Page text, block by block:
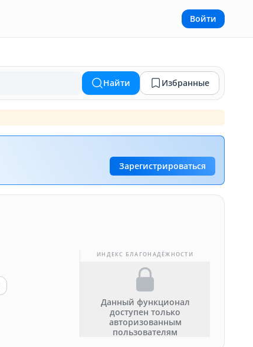
Войти
Найти Избранные
Зарегистрироваться
ИНДЕКС БЛАГОНАДЁЖНОСТИ
Данный функционал
доступен только
авторизованным
пользователям